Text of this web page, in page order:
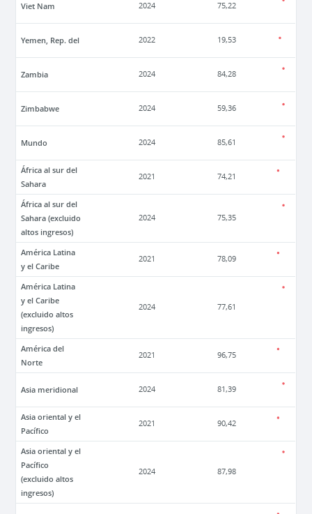
Viet Nam 2024 75,22
Yemen, Rep. del 2022 19,53
Zambia 2024 84,28
Zimbabwe 2024 59,36
Mundo 2024 85,61
África al sur del
Sahara
2021 74,21
África al sur del
Sahara (excluido
altos ingresos)
2024 75,35
América Latina
y el Caribe
2021 78,09
América Latina
y el Caribe
(excluido altos
ingresos)
2024 77,61
América del
Norte
2021 96,75
Asia meridional 2024 81,39
Asia oriental y el
Pacífico
2021 90,42
Asia oriental y el
Pacífico
(excluido altos
ingresos)
2024 87,98